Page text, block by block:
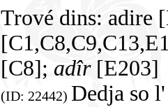
Trové dins: adire
[C8]; adîr[E203]
(ID: 22442) Dedja so